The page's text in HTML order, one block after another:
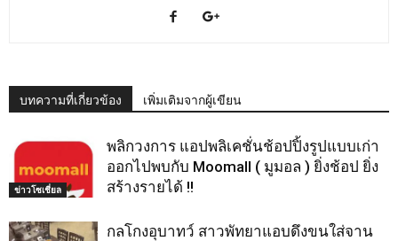
บทความที่เกี่ยวข้อง เพิ่มเติมจากผู้เขียน
ข่าวโซเชี่ยล
พลิกวงการ แอปพลิเคชั่นช้อปปิ้งรูปแบบเก่า
ออกไปพบกับ Moomall ( มูมอล ) ยิ่งช้อป ยิ่ง
สร้างรายได้ !!
กลโกงอุบาทว์ สาวพัทยาแอบดึงขนใส่จาน